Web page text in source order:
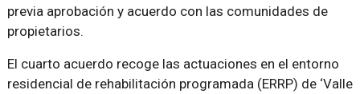
previa aprobación y acuerdo con las comunidades de
propietarios.
El cuarto acuerdo recoge las actuaciones en el entorno
residencial de rehabilitación programada (ERRP) de ‘Valle